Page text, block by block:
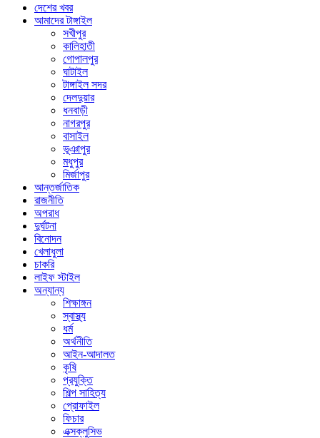
দেশের খবর
আমাদের টাঙ্গাইল
সখীপুর
কালিহাতী
গোপালপুর
ঘাটাইল
টাঙ্গাইল সদর
দেলদুয়ার
ধনবাড়ী
নাগরপুর
বাসাইল
ভূঞাপুর
মধুপুর
মির্জাপুর
আন্তর্জাতিক
রাজনীতি
অপরাধ
দুর্ঘটনা
বিনোদন
খেলাধুলা
চাকরি
লাইফ স্টাইল
অন্যান্য
শিক্ষাঙ্গন
স্বাস্থ্য
ধর্ম
অর্থনীতি
আইন-আদালত
কৃষি
প্রযুক্তি
শিল্প সাহিত্য
প্রোফাইল
ফিচার
এক্সক্লুসিভ